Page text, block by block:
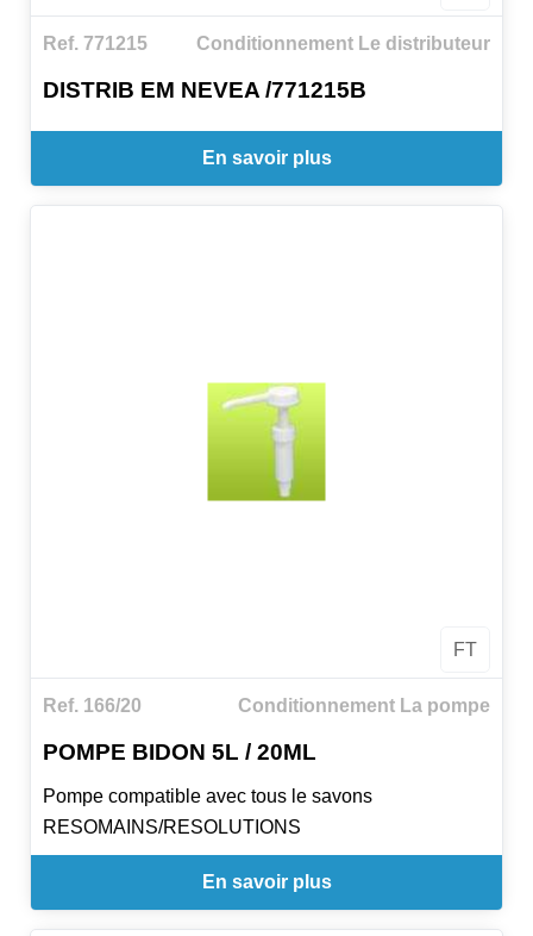
Ref. 771215 Conditionnement Le distributeur
DISTRIB EM NEVEA /771215B
En savoir plus
FT
Ref. 166/20 Conditionnement La pompe
POMPE BIDON 5L / 20ML
Pompe compatible avec tous le savons
RESOMAINS/RESOLUTIONS
En savoir plus